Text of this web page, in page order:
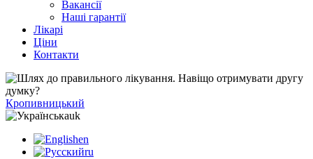
Вакансії
Наші гарантії
Лікарі
Ціни
Контакти
Кропивницький
uk
en
ru